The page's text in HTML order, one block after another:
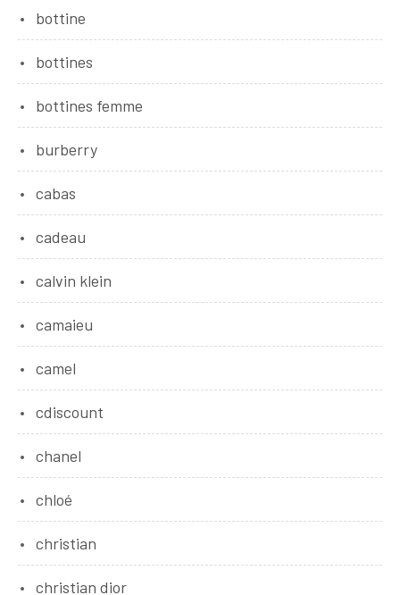
bottine
bottines
bottines femme
burberry
cabas
cadeau
calvin klein
camaieu
camel
cdiscount
chanel
chloé
christian
christian dior